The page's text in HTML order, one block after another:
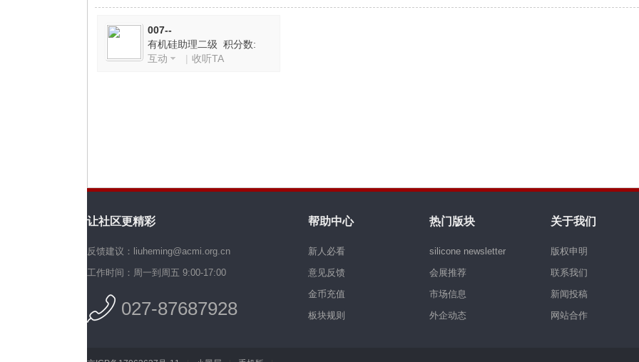
硅
007--
有机硅助理二级 积分数:
2544
互动 | 收听TA
让社区更精彩
反馈建议：liuheming@acmi.org.cn
工作时间：周一到周五 9:00-17:00
027-87687928
帮助中心
新人必看
意见反馈
金币充值
板块规则
热门版块
silicone newsletter
会展推荐
市场信息
外企动态
关于我们
版权申明
联系我们
新闻投稿
网站合作